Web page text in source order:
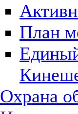
План
Охрана